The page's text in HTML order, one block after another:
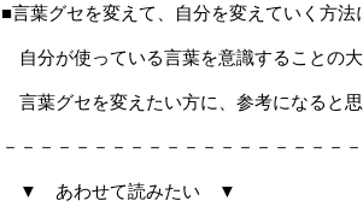
■言葉グセを変えて、自分を変えていく方法
自分が使っている言葉を意識することの大
言葉グセを変えたい方に、参考になると思
－－－－－－－－－－－－－－－－－－－
▼ あわせて読みたい ▼